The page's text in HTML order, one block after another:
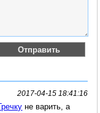
2017-04-15 18:41:16
не варить, а